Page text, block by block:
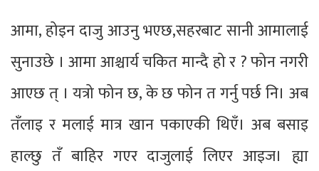
आमा, होइन दाजु आउनु भएछ,सहरबाट सानी आमालाई
सुनाउछे । आमा आश्चार्य चकित मान्दै हो र ? फोन नगरी
आएछ त् । यत्रो फोन छ, के छ फोन त गर्नु पर्छ नि। अब
तँलाइ र मलाई मात्र खान पकाएकी थिएँ। अब बसाइ
हाल्छु तँ बाहिर गएर दाजुलाई लिएर आइज। ह्या